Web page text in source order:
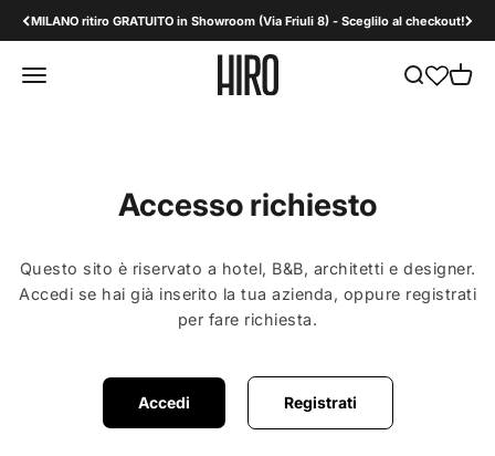
MILANO ritiro GRATUITO in Showroom (Via Friuli 8) - Sceglilo al checkout!
Apri il menu di navigazione HiroDesign B2B Mostra il
Accesso richiesto
Questo sito è riservato a hotel, B&B, architetti e designer.
Accedi se hai già inserito la tua azienda, oppure registrati
per fare richiesta.
Accedi Registrati